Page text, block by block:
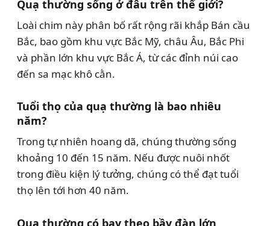
Quạ thường sống ở đâu trên thế giới?
Loài chim này phân bố rất rộng rãi khắp Bán cầu
Bắc, bao gồm khu vực Bắc Mỹ, châu Âu, Bắc Phi
và phần lớn khu vực Bắc Á, từ các đỉnh núi cao
đến sa mạc khô cằn.
Tuổi thọ của quạ thường là bao nhiêu
năm?
Trong tự nhiên hoang dã, chúng thường sống
khoảng 10 đến 15 năm. Nếu được nuôi nhốt
trong điều kiện lý tưởng, chúng có thể đạt tuổi
thọ lên tới hơn 40 năm.
Quạ thường có bay theo bầy đàn lớn